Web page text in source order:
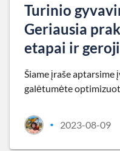
Turinio
Geriausia
etapai ir
Šiame įraše aptarsime
galėtumėte
• 2023-08-09